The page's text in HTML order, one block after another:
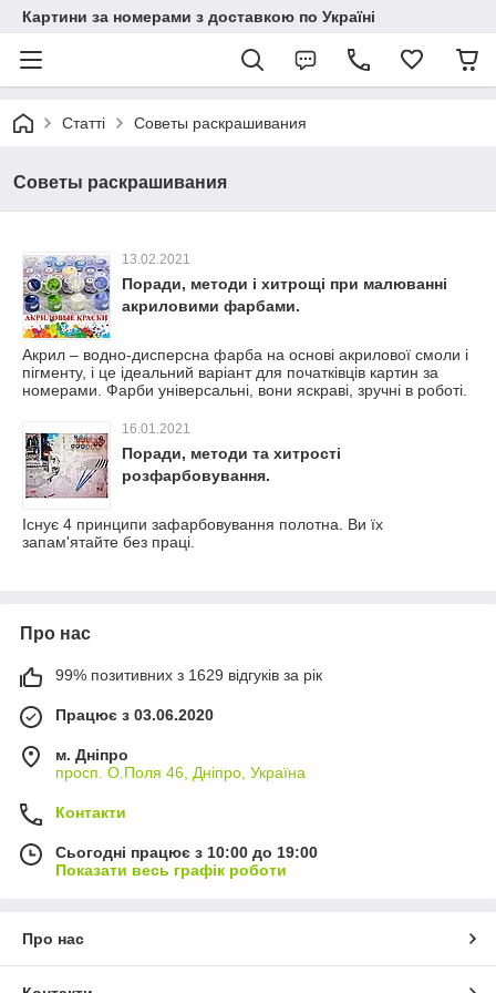
Картини за номерами з доставкою по Україні
Статті Советы раскрашивания
Советы раскрашивания
13.02.2021
Поради, методи і хитрощі при малюванні
акриловими фарбами.
Акрил – водно-дисперсна фарба на основі акрилової смоли і
пігменту, і це ідеальний варіант для початківців картин за
номерами. Фарби універсальні, вони яскраві, зручні в роботі.
16.01.2021
Поради, методи та хитрості
розфарбовування.
Існує 4 принципи зафарбовування полотна. Ви їх
запам'ятайте без праці.
Про нас
99% позитивних з 1629 відгуків за рік
Працює з 03.06.2020
м. Дніпро
просп. О.Поля 46, Дніпро, Україна
Контакти
Сьогодні працює з 10:00 до 19:00
Показати весь графік роботи
Про нас